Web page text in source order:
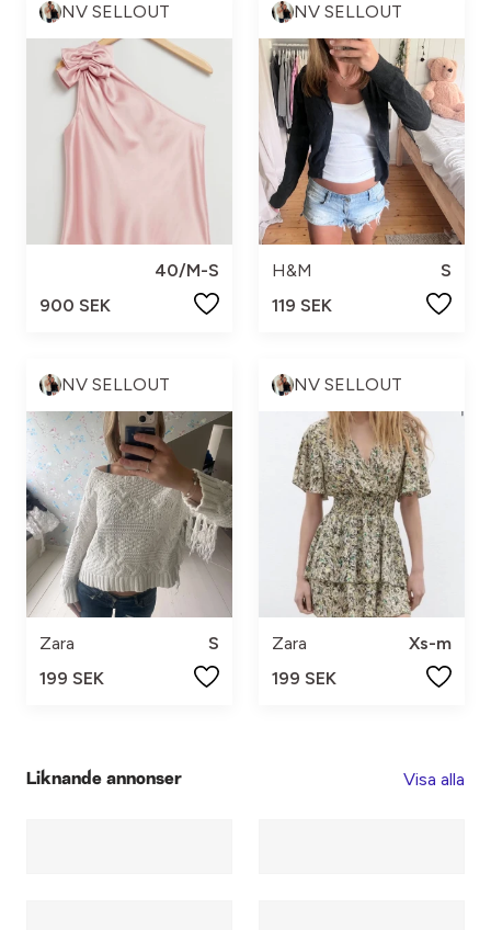
NV SELLOUT
40/M-S
900 SEK
NV SELLOUT
H&M
S
119 SEK
NV SELLOUT
Zara
S
199 SEK
NV SELLOUT
Zara
Xs-m
199 SEK
Liknande annonser Visa alla